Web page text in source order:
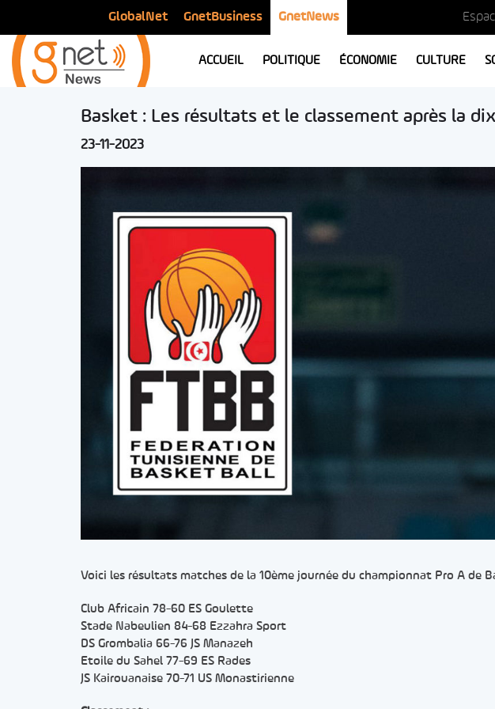
GlobalNet GnetBusiness GnetNews
ACCUEIL POLITIQUE ÉCONOMIE CULTURE
Basket : Les résultats et le classement après la
23-11-2023
Voici les résultats matches de la 10ème journée du championnat Pro A de
Club Africain 78-60 ES Goulette
Stade Nabeulien 84-68 Ezzahra Sport
DS Grombalia 66-76 JS Manazeh
Etoile du Sahel 77-69 ES Rades
JS Kairouanaise 70-71 US Monastirienne